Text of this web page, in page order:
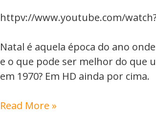
httpv://www.youtube.com/
Natal é aquela época do ano
e o que pode ser melhor do que
em 1970? Em HD ainda por cima.
Read More »